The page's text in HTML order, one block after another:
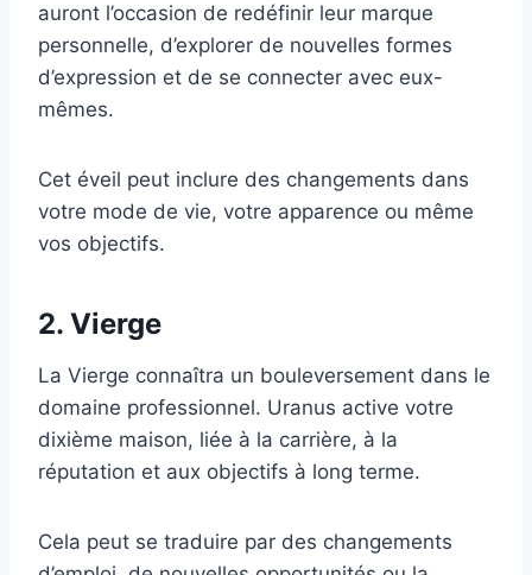
auront l’occasion de redéfinir leur marque
personnelle, d’explorer de nouvelles formes
d’expression et de se connecter avec eux-
mêmes.
Cet éveil peut inclure des changements dans
votre mode de vie, votre apparence ou même
vos objectifs.
2. Vierge
La Vierge connaîtra un bouleversement dans le
domaine professionnel. Uranus active votre
dixième maison, liée à la carrière, à la
réputation et aux objectifs à long terme.
Cela peut se traduire par des changements